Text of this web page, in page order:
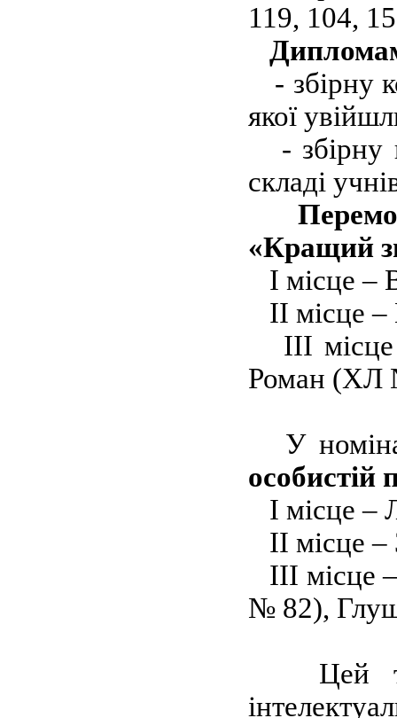
119, 104,
- збірну
якої
- збірну
складі
«Кращий
І місце –
ІІ місце
ІІІ
Роман (ХЛ
У
особистій
І місце –
ІІ місце
ІІІ
№ 82),
Цей